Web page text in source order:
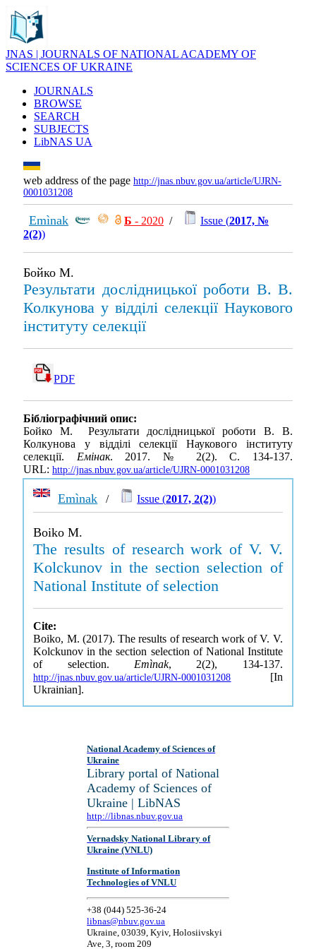
JNAS | JOURNALS OF NATIONAL ACADEMY OF
SCIENCES OF UKRAINE
JOURNALS
BROWSE
SEARCH
SUBJECTS
LibNAS UA
web address of the page http://jnas.nbuv.gov.ua/article/UJRN-
0001031208
Emìnak Б - 2020 / Issue (2017, №
2(2))
Бойко М.
Результати дослідницької роботи В. В.
Колкунова у відділі селекції Наукового
інституту селекції
PDF
Бібліографічний опис:
Бойко М. Результати дослідницької роботи В. В.
Колкунова у відділі селекції Наукового інституту
селекції. Емінак. 2017. № 2(2). С. 134-137.
URL: http://jnas.nbuv.gov.ua/article/UJRN-0001031208
Emìnak / Issue (2017, 2(2))
Boiko M.
The results of research work of V. V.
Kolckunov in the section selection of
National Institute of selection
Cite:
Boiko, M. (2017). The results of research work of V. V.
Kolckunov in the section selection of National Institute
of selection. Emìnak, 2(2), 134-137.
http://jnas.nbuv.gov.ua/article/UJRN-0001031208 [In
Ukrainian].
National Academy of Sciences of
Ukraine
Library portal of National
Academy of Sciences of
Ukraine | LibNAS
http://libnas.nbuv.gov.ua
Vernadsky National Library of
Ukraine (VNLU)
Institute of Information
Technologies of VNLU
+38 (044) 525-36-24
libnas@nbuv.gov.ua
Ukraine, 03039, Kyiv, Holosiivskyi
Ave, 3, room 209